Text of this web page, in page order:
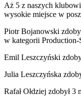
Aż 5 z naszych
wysokie miejsce w
Piotr Bojanowski
w kategorii Production-
Emil Leszczyński
Julia Leszczyńska
Rafał Ołdziej zdobył